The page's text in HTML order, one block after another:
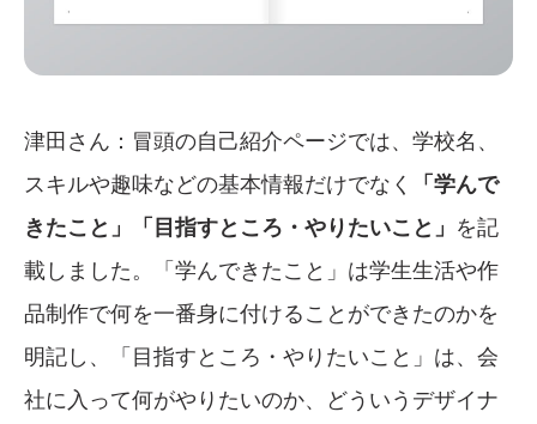
津田さん：冒頭の自己紹介ページでは、学校名、
スキルや趣味などの基本情報だけでなく
「学んで
きたこと」「目指すところ・やりたいこと」 を記
載しました。「学んできたこと」は学生生活や作
品制作で何を一番身に付けることができたのかを
明記し、「目指すところ・やりたいこと」は、会
社に入って何がやりたいのか、どういうデザイナ